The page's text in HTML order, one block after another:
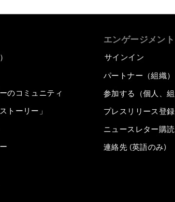
のコミュニティ
トーリー」
エンゲージメント
サインイン
パートナー（組織
参加する（個人、組
プレスリリース登録
ニュースレター購読
連絡先 (英語のみ)